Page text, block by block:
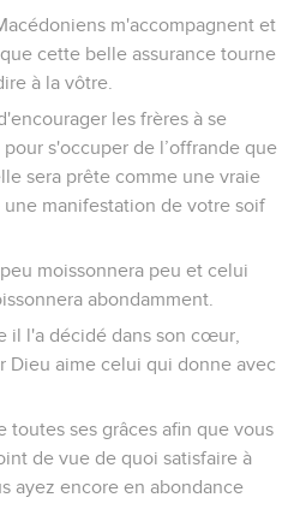
m'accompagnent et
cette belle assurance tourne
à la vôtre.
les frères à se
s'occuper de l’offrande que
sera prête comme une vraie
manifestation de votre soif
moissonnera peu et celui
abondamment.
il l'a décidé dans son cœur,
Dieu aime celui qui donne avec
toutes ses grâces afin que vous
de vue de quoi satisfaire à
ayez encore en abondance